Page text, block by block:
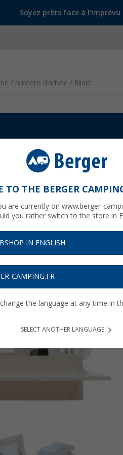
Soyez prêts face à l'imprévu
28 x 28 cm Modèle 29 MPK
TO THE BERGER
are currently on www.berger-
you rather switch to the store in
IN ENGLISH
CAMPING.FR
the language at any time in
SELECT ANOTHER LANGUAGE